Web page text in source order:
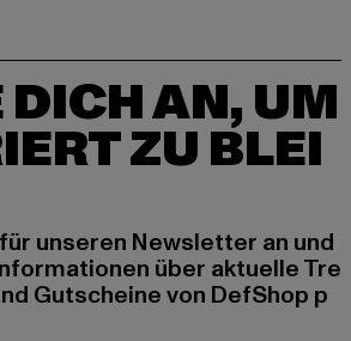
DICH AN, UM
ZU BLEI
unseren Newsletter an und
über aktuelle Tre
Gutscheine von DefShop p